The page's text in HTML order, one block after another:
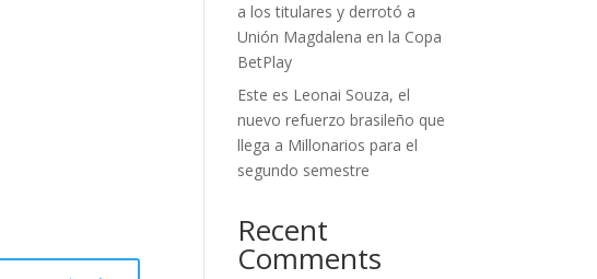
a los titulares y derrotó a
Unión Magdalena en la Copa
BetPlay
Este es Leonai Souza, el
nuevo refuerzo brasileño que
llega a Millonarios para el
segundo semestre
Recent
Comments